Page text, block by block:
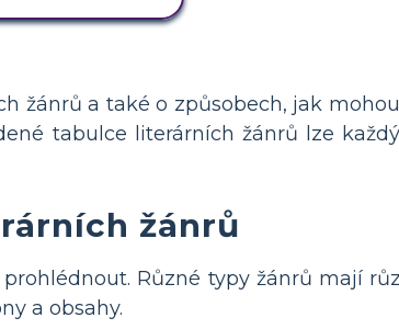
žánrů a také o způsobech, jak
tabulce literárních žánrů lze
žánrů
Různé typy žánrů mají
a obsahy.